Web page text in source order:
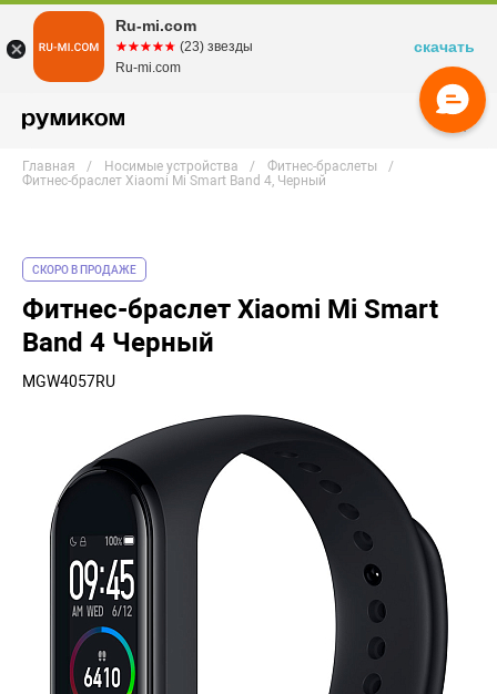
Главная Носимые устройства
Фитнес-браслеты
Фитнес-браслет Xiaomi Mi Smart Band 4, Черный
СКОРО В ПРОДАЖЕ
Фитнес-браслет Xiaomi Mi Smart
Band 4 Черный
MGW4057RU
Ru-mi.com
☆☆☆☆☆
★★★★★ (23) звезды
Ru-mi.com
скачать